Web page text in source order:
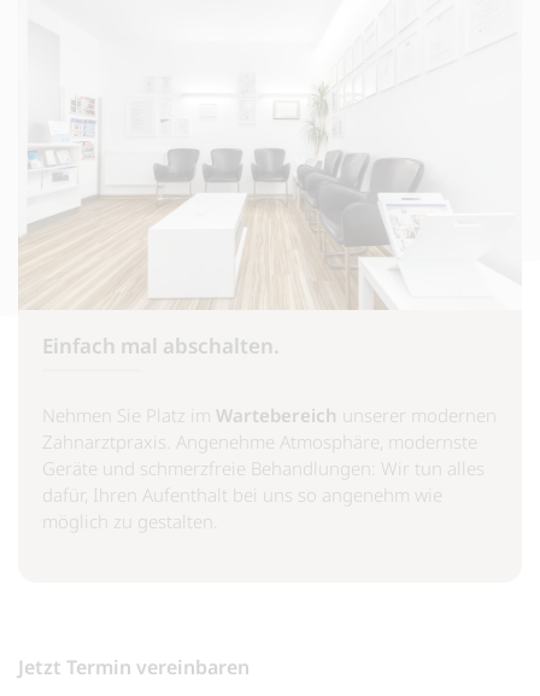
Einfach mal abschalten.
Nehmen Sie Platz im Wartebereich unserer modernen
Zahnarztpraxis. Angenehme Atmosphäre, modernste
Geräte und schmerzfreie Behandlungen: Wir tun alles
dafür, Ihren Aufenthalt bei uns so angenehm wie
möglich zu gestalten.
Jetzt Termin vereinbaren